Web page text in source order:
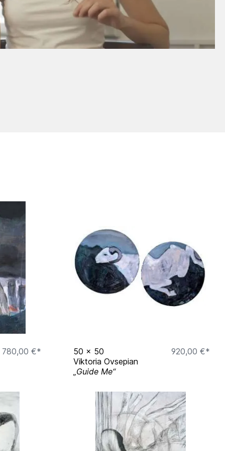
780,00 €*
50 x 50
920,00 €*
Viktoria Ovsepian
„Guide Me“